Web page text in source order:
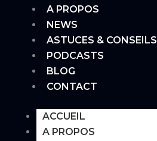
A PROPOS
NEWS
ASTUCES & CONSEILS
PODCASTS
BLOG
CONTACT
ACCUEIL
A PROPOS